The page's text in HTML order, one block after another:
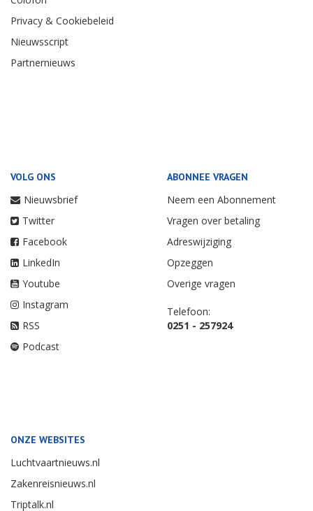
Privacy & Cookiebeleid
Nieuwsscript
Partnernieuws
VOLG ONS
Nieuwsbrief
Twitter
Facebook
LinkedIn
Youtube
Instagram
RSS
Podcast
ABONNEE VRAGEN
Neem een Abonnement
Vragen over betaling
Adreswijziging
Opzeggen
Overige vragen
Telefoon:
0251 - 257924
ONZE WEBSITES
Luchtvaartnieuws.nl
Zakenreisnieuws.nl
Triptalk.nl